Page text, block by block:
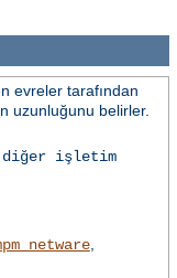
evreler tarafından
uzunluğunu belirler.
diğer işletim
,